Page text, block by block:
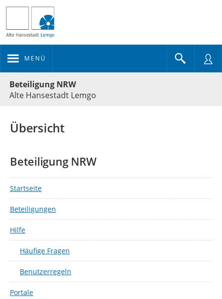
MENÜ
Beteiligung NRW
Alte Hansestadt Lemgo
Übersicht
Beteiligung NRW
Startseite
Beteiligungen
Hilfe
Häufige Fragen
Benutzerregeln
Portale